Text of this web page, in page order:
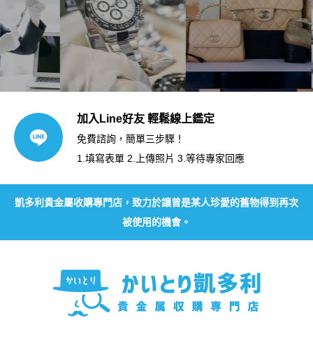
加入Line好友 輕鬆線上鑑定
免費諮詢，簡單三步驟！
1.填寫表單 2.上傳照片 3.等待專家回應
凱多利貴金屬收購專門店，致力於讓曾是某人珍愛的舊物得到再次
被使用的機會。